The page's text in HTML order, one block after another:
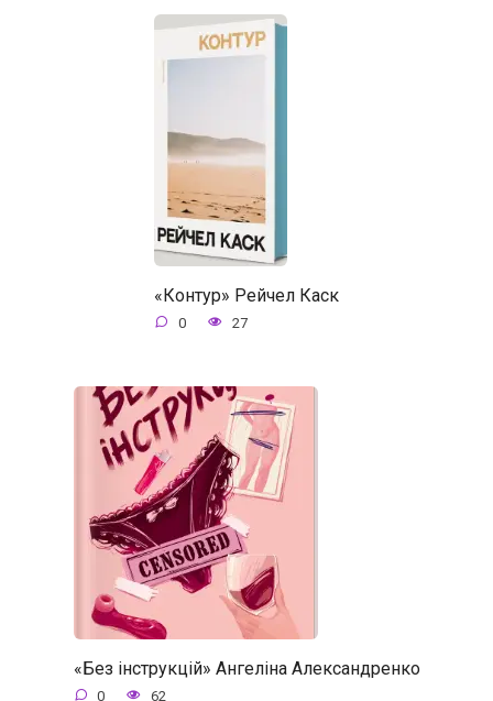
«Контур» Рейчел Каск
0 27
«Без інструкцій» Ангеліна Александренко
0 62